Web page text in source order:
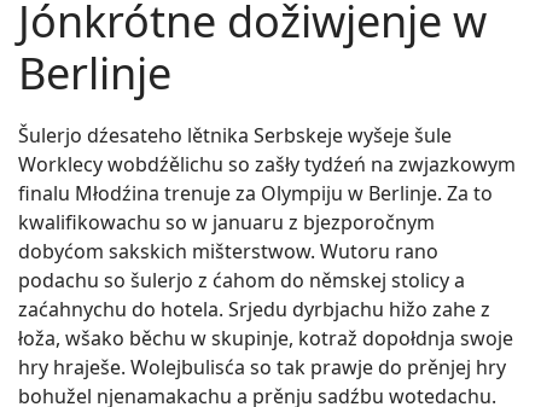
Jónkrótne dožiwjenje w
Berlinje
Šulerjo dźesateho lětnika Serbskeje wyšeje šule
Worklecy wobdźělichu so zašły tydźeń na zwjazkowym
finalu Młodźina trenuje za Olympiju w Berlinje. Za to
kwalifikowachu so w januaru z bjezporočnym
dobyćom sakskich mišterstwow. Wutoru rano
podachu so šulerjo z ćahom do němskej stolicy a
zaćahnychu do hotela. Srjedu dyrbjachu hižo zahe z
łoža, wšako běchu w skupinje, kotraž dopołdnja swoje
hry hraješe. Wolejbulisća so tak prawje do prěnjej hry
bohužel njenamakachu a prěnju sadźbu wotedachu.